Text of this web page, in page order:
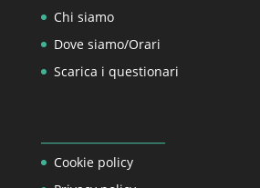
Chi siamo
Dove siamo/Orari
Scarica i questionari
Cookie policy